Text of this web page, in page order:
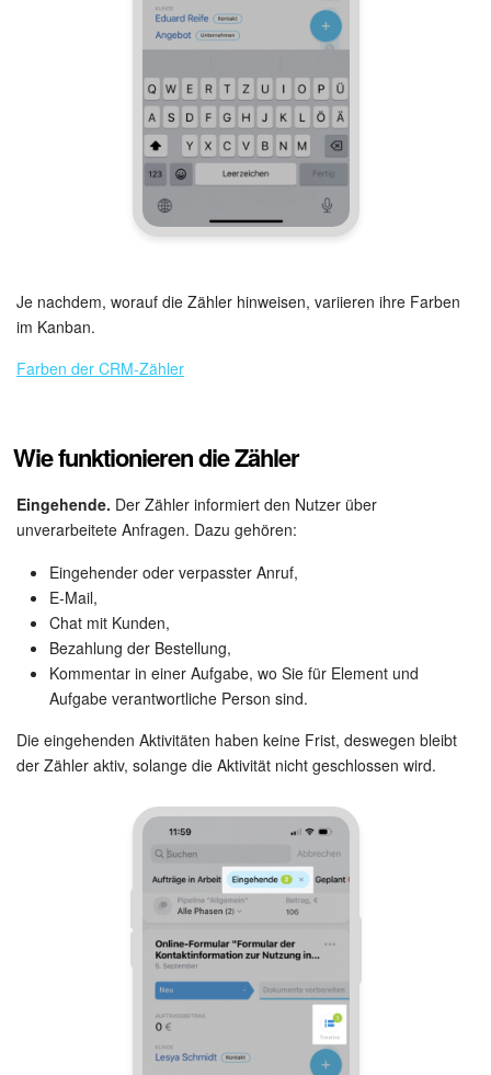
Onlineshop
Websites
Anwendungen
Wissensbasis
Videokonferenzen
Bitrix24 Messenger
Allgemeine Fragen
On-Premise Version
KOSTENFREI STARTEN
LOGIN
Je nachdem, worauf die Zähler hinweisen, variieren ihre Farben
im Kanban.
Farben der CRM-Zähler
Wie funktionieren die Zähler
Eingehende. Der Zähler informiert den Nutzer über
unverarbeitete Anfragen. Dazu gehören:
Eingehender oder verpasster Anruf,
E-Mail,
Chat mit Kunden,
Bezahlung der Bestellung,
Kommentar in einer Aufgabe, wo Sie für Element und
Aufgabe verantwortliche Person sind.
Die eingehenden Aktivitäten haben keine Frist, deswegen bleibt
der Zähler aktiv, solange die Aktivität nicht geschlossen wird.